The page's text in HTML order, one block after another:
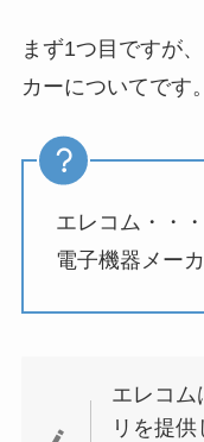
まず1つ目ですが
カーについてです。
エレコム・・
電子機器メー
エレコム
リを提